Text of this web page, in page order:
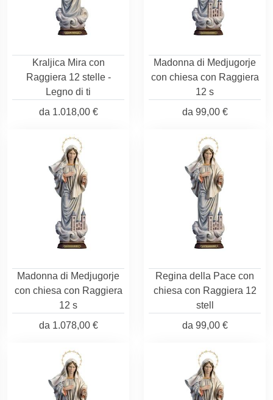
Kraljica Mira con
Raggiera 12 stelle -
Legno di ti
da 1.018,00 €
Madonna di Medjugorje
con chiesa con Raggiera
12 s
da 99,00 €
Madonna di Medjugorje
con chiesa con Raggiera
12 s
da 1.078,00 €
Regina della Pace con
chiesa con Raggiera 12
stell
da 99,00 €